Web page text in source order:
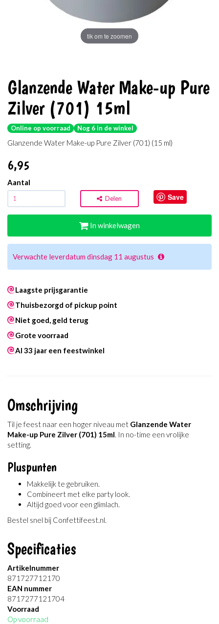
tik om te zoomen
Glanzende Water Make-up Pure
Zilver (701) 15ml
Online op voorraad Nog 6 in de winkel
Glanzende Water Make-up Pure Zilver (701) (15 ml)
6,95
Aantal
Delen Save
In winkelwagen
Verwachte leverdatum dinsdag 11 augustus
Laagste prijsgarantie
Thuisbezorgd of pickup point
Niet goed, geld terug
Grote voorraad
Al 33 jaar een feestwinkel
Omschrijving
Til je feest naar een hoger niveau met Glanzende Water
Make-up Pure Zilver (701) 15ml . In no-time een vrolijke
setting.
Pluspunten
Makkelijk te gebruiken.
Combineert met elke party look.
Altijd goed voor een glimlach.
Bestel snel bij Confettifeest.nl.
Specificaties
Artikelnummer
871727712170
EAN nummer
8717277121704
Voorraad
Op voorraad